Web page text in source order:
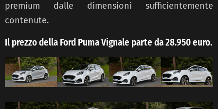
premium dalle dimensioni sufficientemente
contenute.
Il prezzo della Ford Puma Vignale parte da 28.950 euro.